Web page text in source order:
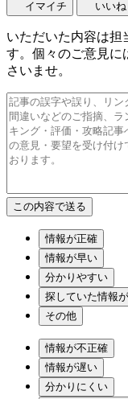
イマイチ いいね
いただいた内容は担
す。個々のご意見に
さいませ。
情報が正確
情報が早い
分かりやすい
探していた情報
その他
情報が不正確
情報が遅い
分かりにくい